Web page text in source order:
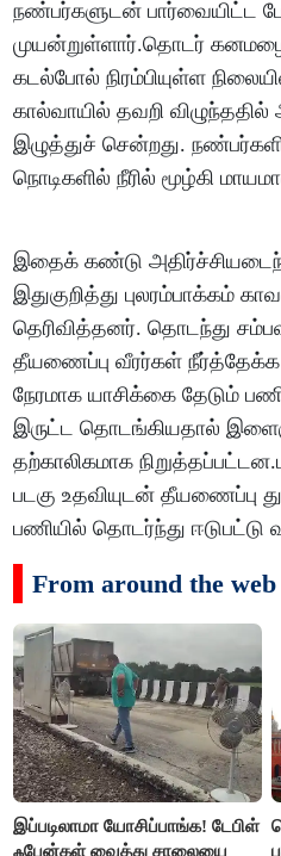
நண்பர்களுடன் பார்வையிட்ட
முயன்றுள்ளார்.தொடர்
கடல்போல் நிரம்பியுள்ள
கால்வாயில் தவறி
இழுத்துச் சென்றது.
நொடிகளில் நீரில் மூழ்கி
இதைக் கண்டு
இதுகுறித்து புலரம்பாக்கம்
தெரிவித்தனர். தொடந்து
தீயணைப்பு வீரர்கள் நீர்த்தேக்க
நேரமாக யாசிக்கை தேடும்
இருட்ட தொடங்கியதால்
தற்காலிகமாக
படகு உதவியுடன் தீயணைப்பு
பணியில் தொடர்ந்து ஈடுபட்டு
From around the web
இப்படிலாமா யோசிப்பாங்க! டேபிள்
ஃபேன்கள் வைத்து சாலையை